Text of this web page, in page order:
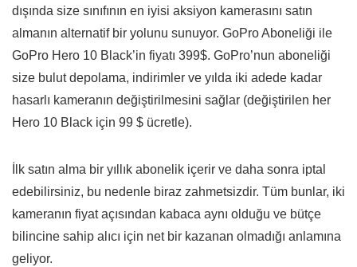
dışında size sınıfının en iyisi aksiyon kamerasını satın
almanın alternatif bir yolunu sunuyor. GoPro Aboneliği ile
GoPro Hero 10 Black’in fiyatı 399$. GoPro’nun aboneliği
size bulut depolama, indirimler ve yılda iki adede kadar
hasarlı kameranın değiştirilmesini sağlar (değiştirilen her
Hero 10 Black için 99 $ ücretle).
İlk satın alma bir yıllık abonelik içerir ve daha sonra iptal
edebilirsiniz, bu nedenle biraz zahmetsizdir. Tüm bunlar, iki
kameranın fiyat açısından kabaca aynı olduğu ve bütçe
bilincine sahip alıcı için net bir kazanan olmadığı anlamına
geliyor.